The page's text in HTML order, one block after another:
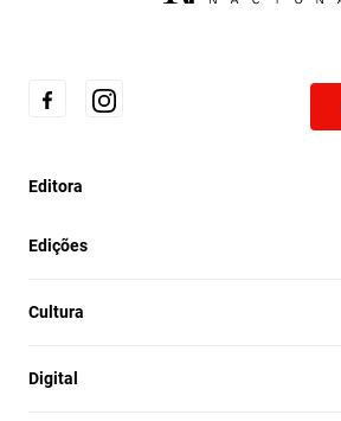
Editora
Edições
Cultura
Digital